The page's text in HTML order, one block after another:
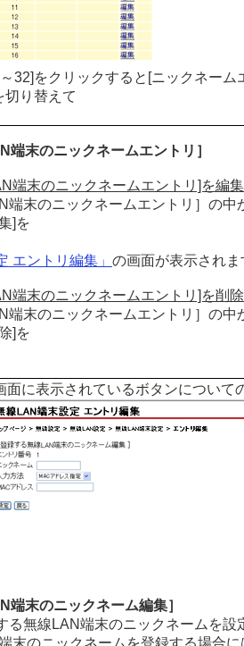
32]をクリックすると[ニックネーム
切り替えて
端末のニックネームエントリ］
端末のニックネームエントリ]を編
端末のニックネームエントリ］の中
]を
エントリ編集」 の画面が表示されま
端末のニックネームエントリ]を削
端末のニックネームエントリ］の中
]を
に表示されているボタンについて
端末のニックネーム編集］
る無線LAN端末のニックネームを設